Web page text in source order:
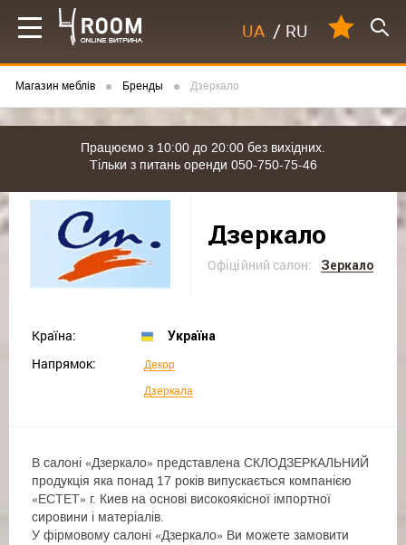
UA / RU
Магазин меблів Бренды Дзеркало
Працюємо з 10:00 до 20:00 без вихідних.
Тільки з питань оренди 050-750-75-46
Дзеркало
Офіційний салон: Зеркало
Країна: Україна
Напрямок: Декор
Дзеркала
В салоні «Дзеркало» представлена ​​СКЛОДЗЕРКАЛЬНИЙ
продукція яка понад 17 років випускається компанією
«ЕСТЕТ» г. Киев на основі високоякісної імпортної
сировини і матеріалів.
У фірмовому салоні «Дзеркало» Ви можете замовити